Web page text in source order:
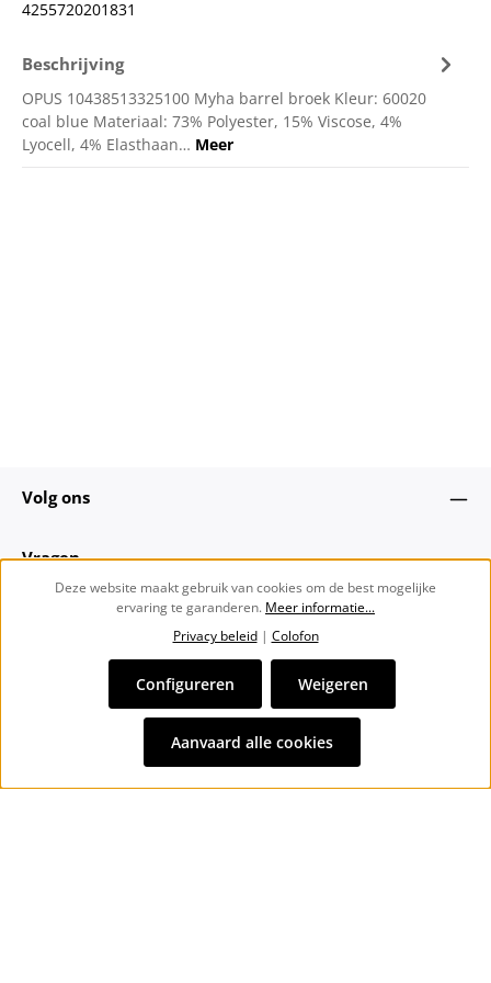
4255720201831
Beschrijving
OPUS 10438513325100 Myha barrel broek Kleur: 60020
coal blue Materiaal: 73% Polyester, 15% Viscose, 4%
Lyocell, 4% Elasthaan… Meer
Volg ons
Vragen
Alle prijzen incl. btw plusverzendkosten
bezorgkosten, indien niet anders vermeld.
Deze website maakt gebruik van cookies om de best mogelijke
ervaring te garanderen. Meer informatie...
Privacy beleid| Colofon
Weigeren
Configureren
Aanvaard alle cookies